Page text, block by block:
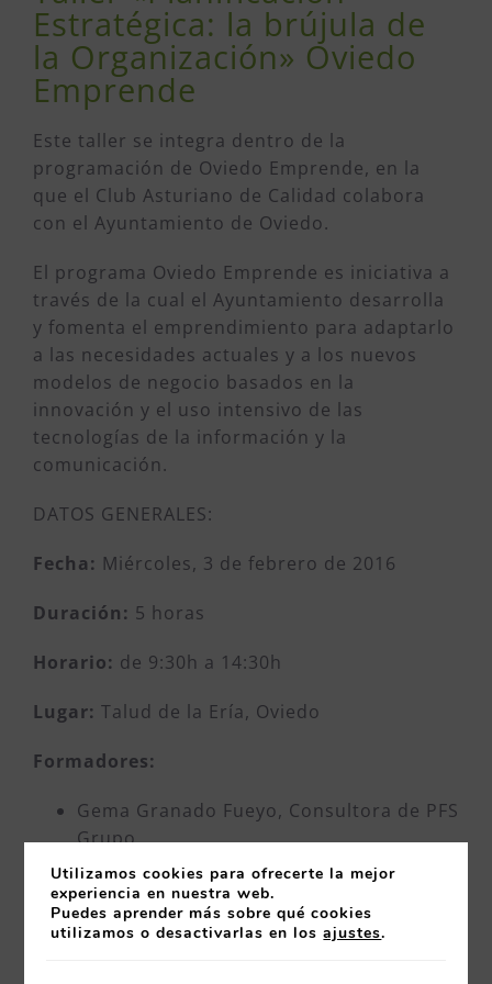
Estratégica: la brújula de
la Organización» Oviedo
Emprende
Este taller se integra dentro de la
programación de Oviedo Emprende, en la
que el Club Asturiano de Calidad colabora
con el Ayuntamiento de Oviedo.
El programa Oviedo Emprende es iniciativa a
través de la cual el Ayuntamiento desarrolla
y fomenta el emprendimiento para adaptarlo
a las necesidades actuales y a los nuevos
modelos de negocio basados en la
innovación y el uso intensivo de las
tecnologías de la información y la
comunicación.
DATOS GENERALES:
Fecha: Miércoles, 3 de febrero de 2016
Duración: 5 horas
Horario: de 9:30h a 14:30h
Lugar: Talud de la Ería, Oviedo
Formadores:
Gema Granado Fueyo, Consultora de PFS
Grupo
Enrique López, Consejero Delegado de
Industrias Lácteas Monteverde
OBJETIVOS:
Utilizamos cookies para ofrecerte la mejor
experiencia en nuestra web.
Puedes aprender más sobre qué cookies
utilizamos o desactivarlas en losajustes.